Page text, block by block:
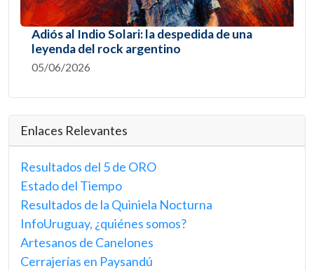
Adiós al Indio Solari: la despedida de una
leyenda del rock argentino
05/06/2026
Enlaces Relevantes
Resultados del 5 de ORO
Estado del Tiempo
Resultados de la Quiniela Nocturna
InfoUruguay, ¿quiénes somos?
Artesanos de Canelones
Cerrajerías en Paysandú